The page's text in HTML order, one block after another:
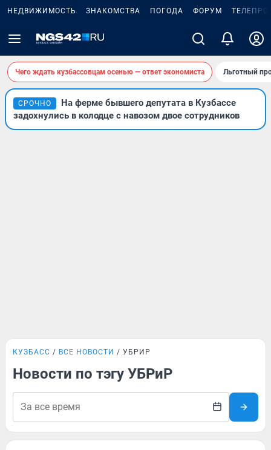
НЕДВИЖИМОСТЬ ЗНАКОМСТВА ПОГОДА ФОРУМ
Чего ждать кузбассовцам осенью — ответ экономиста Льготный
СРОЧНО
На ферме бывшего депутата в Кузбассе
задохнулись в колодце с навозом двое сотрудников
КУЗБАСС ВСЕ НОВОСТИ УБРИР
Новости по тэгу УБРиР